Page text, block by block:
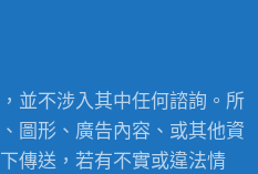
並不涉入其中任何諮詢。所
圖形、廣告內容、或其他資
傳送，若有不實或違法情